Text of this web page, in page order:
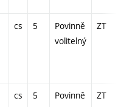
cs 5
Povinně
volitelný
ZT
cs 5
Povinně
ZT